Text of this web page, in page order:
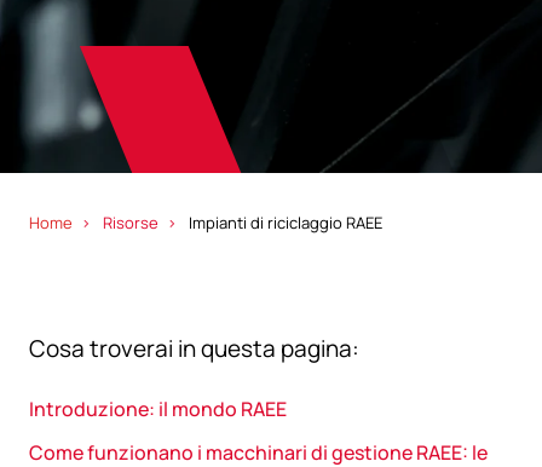
Home Risorse Impianti di riciclaggio RAEE
Cosa troverai in questa pagina:
Introduzione: il mondo RAEE
Come funzionano i macchinari di gestione RAEE: le